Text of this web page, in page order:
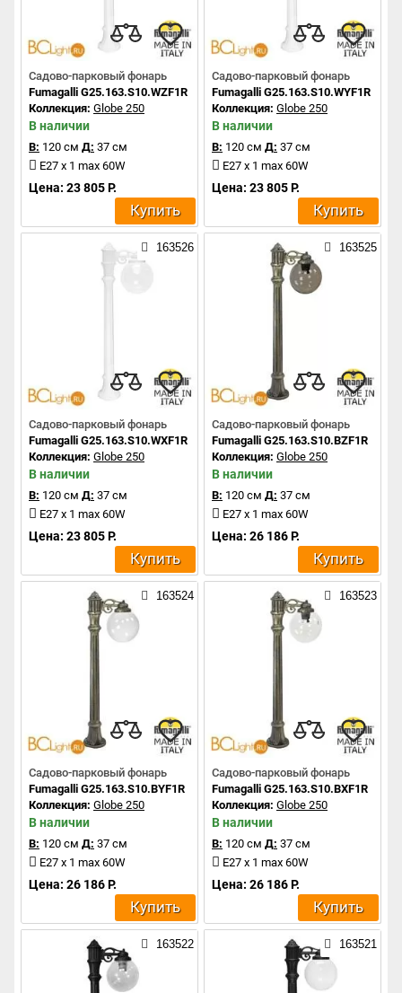
Садово-парковый фонарь
Fumagalli G25.163.S10.WZF1R
Коллекция: Globe 250
В наличии
В: 120 см Д: 37 см
E27 x 1 max 60W
Цена: 23 805 Р.
Купить
Садово-парковый фонарь
Fumagalli G25.163.S10.WYF1R
Коллекция: Globe 250
В наличии
В: 120 см Д: 37 см
E27 x 1 max 60W
Цена: 23 805 Р.
Купить
163526
Садово-парковый фонарь
Fumagalli G25.163.S10.WXF1R
Коллекция: Globe 250
В наличии
В: 120 см Д: 37 см
E27 x 1 max 60W
Цена: 23 805 Р.
Купить
163525
Садово-парковый фонарь
Fumagalli G25.163.S10.BZF1R
Коллекция: Globe 250
В наличии
В: 120 см Д: 37 см
E27 x 1 max 60W
Цена: 26 186 Р.
Купить
163524
Садово-парковый фонарь
Fumagalli G25.163.S10.BYF1R
Коллекция: Globe 250
В наличии
В: 120 см Д: 37 см
E27 x 1 max 60W
Цена: 26 186 Р.
Купить
163523
Садово-парковый фонарь
Fumagalli G25.163.S10.BXF1R
Коллекция: Globe 250
В наличии
В: 120 см Д: 37 см
E27 x 1 max 60W
Цена: 26 186 Р.
Купить
163522 163521